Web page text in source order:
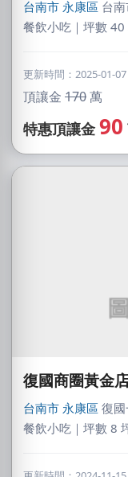
台南市 永康區 台
餐飲小吃｜坪數
更新時間：2025-01-
頂讓金 170萬
特惠頂讓金 90
復國商圈黃金
台南市 永康區 復
餐飲小吃｜坪數 8